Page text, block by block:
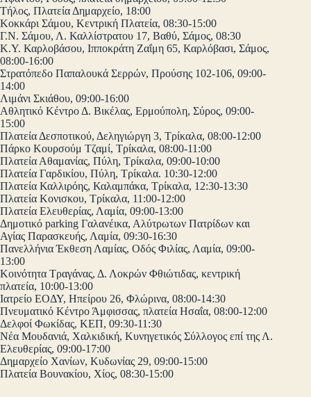
Τήλος, Πλατεία Δημαρχείο, 18:00
Κοκκάρι Σάμου, Κεντρική Πλατεία, 08:30-15:00
Γ.Ν. Σάμου, Λ. Καλλίστρατου 17, Βαθύ, Σάμος, 08:30
Κ.Υ. Καρλοβάσου, Ιπποκράτη Ζαΐμη 65, Καρλόβασι, Σάμος,
08:00-16:00
Στρατόπεδο Παπαλουκά Σερρών, Προύσης 102-106, 09:00-
14:00
Λιμάνι Σκιάθου, 09:00-16:00
Αθλητικό Κέντρο Δ. Βικέλας, Ερμούπολη, Σύρος, 09:00-
15:00
Πλατεία Δεσποτικού, Δεληγιώργη 3, Τρίκαλα, 08:00-12:00
Πάρκο Κουρσούμ Τζαμί, Τρίκαλα, 08:00-11:00
Πλατεία Αθαμανίας, Πύλη, Τρίκαλα, 09:00-10:00
Πλατεία Γαρδικίου, Πύλη, Τρίκαλα. 10:30-12:00
Πλατεία Καλλιρόης, Καλαμπάκα, Τρίκαλα, 12:30-13:30
Πλατεία Κονισκου, Τρίκαλα, 11:00-12:00
Πλατεία Ελευθερίας, Λαμία, 09:00-13:00
Δημοτικό parking Γαλανέικα, Αλύτρωτων Πατρίδων και
Αγίας Παρασκευής, Λαμία, 09:30-16:30
Πανελλήνια Έκθεση Λαμίας, Οδός Φιλίας, Λαμία, 09:00-
13:00
Κοινότητα Τραγάνας, Δ. Λοκρών Φθιώτιδας, κεντρική
πλατεία, 10:00-13:00
Ιατρείο ΕΟΔΥ, Ηπείρου 26, Φλώρινα, 08:00-14:30
Πνευματικό Κέντρο Άμφισσας, πλατεία Ησαΐα, 08:00-12:00
Δελφοί Φωκίδας, ΚΕΠ, 09:30-11:30
Νέα Μουδανιά, Χαλκιδική, Κυνηγετικός Σύλλογος επί της Λ.
Ελευθερίας, 09:00-17:00
Δημαρχείο Χανίων, Κυδωνίας 29, 09:00-15:00
Πλατεία Βουνακίου, Χίος, 08:30-15:00